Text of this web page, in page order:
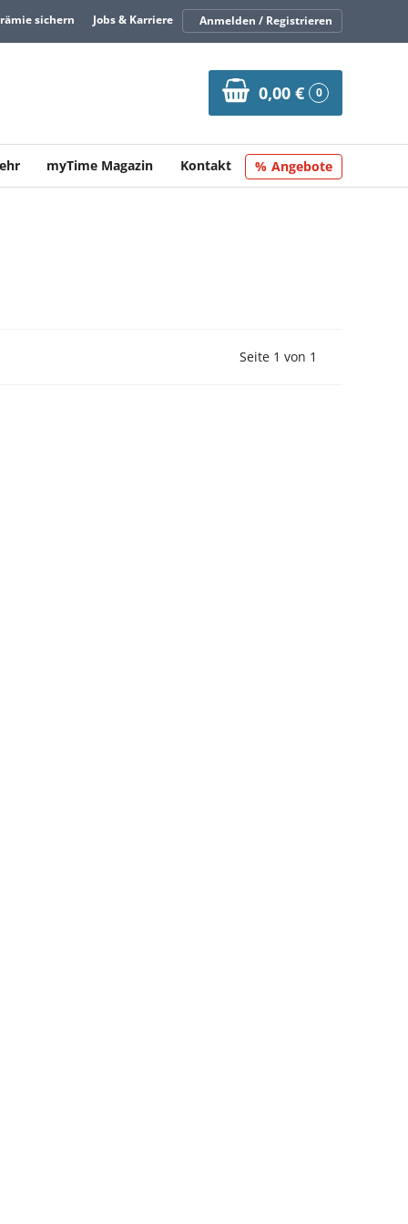
sichern Jobs & Karriere Anmelden / Registrieren
0,00 € 0
myTime Magazin Kontakt Angebote
Vorherige Seite
Seite 1 von 1